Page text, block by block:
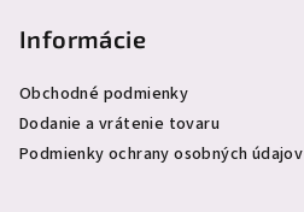
Informácie
Obchodné podmienky
Dodanie a vrátenie tovaru
Podmienky ochrany osobných údajov